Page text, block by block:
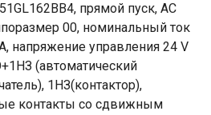
прямой пуск, AC
00, номинальный ток
напряжение управления 24 V
(автоматический
1НЗ(контактор),
контакты со сдвижным